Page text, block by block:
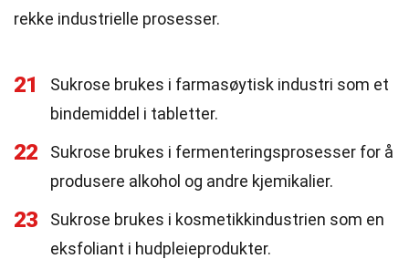
rekke industrielle prosesser.
21
Sukrose brukes i farmasøytisk industri som et
bindemiddel i tabletter.
22
Sukrose brukes i fermenteringsprosesser for å
produsere alkohol og andre kjemikalier.
23
Sukrose brukes i kosmetikkindustrien som en
eksfoliant i hudpleieprodukter.